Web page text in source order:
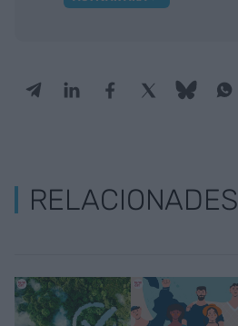
RELACIONADES